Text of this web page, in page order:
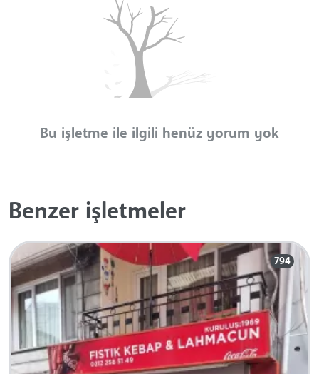
Bu işletme ile ilgili henüz yorum yok
Benzer işletmeler
794